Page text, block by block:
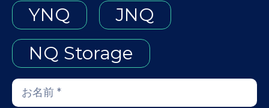
YNQ
JNQ
NQ Storage